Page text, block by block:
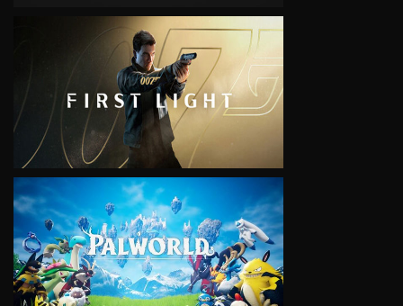
VIEW
VIEW